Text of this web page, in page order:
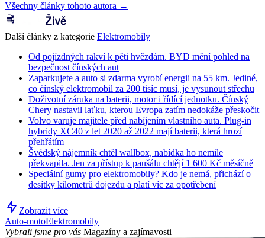
Všechny články tohoto autora →
Další články z kategorie Elektromobily
Od pojízdných rakví k pěti hvězdám. BYD mění pohled na
bezpečnost čínských aut
Zaparkujete a auto si zdarma vyrobí energii na 55 km. Jediné,
co čínský elektromobil za 200 tisíc musí, je vysunout střechu
Doživotní záruka na baterii, motor i řídící jednotku. Čínský
Chery nastavil laťku, kterou Evropa zatím nedokáže přeskočit
Volvo varuje majitele před nabíjením vlastního auta. Plug-in
hybridy XC40 z let 2020 až 2022 mají baterii, která hrozí
přehřátím
Švédský nájemník chtěl wallbox, nabídka ho nemile
překvapila. Jen za přístup k paušálu chtějí 1 600 Kč měsíčně
Speciální gumy pro elektromobily? Kdo je nemá, přichází o
desítky kilometrů dojezdu a platí víc za opotřebení
Zobrazit více
Auto-motoElektromobily
Vybrali jsme pro vás Magazíny a zajímavosti